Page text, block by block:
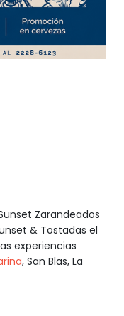
Zarandeados
& Tostadas el
experiencias
, San Blas, La